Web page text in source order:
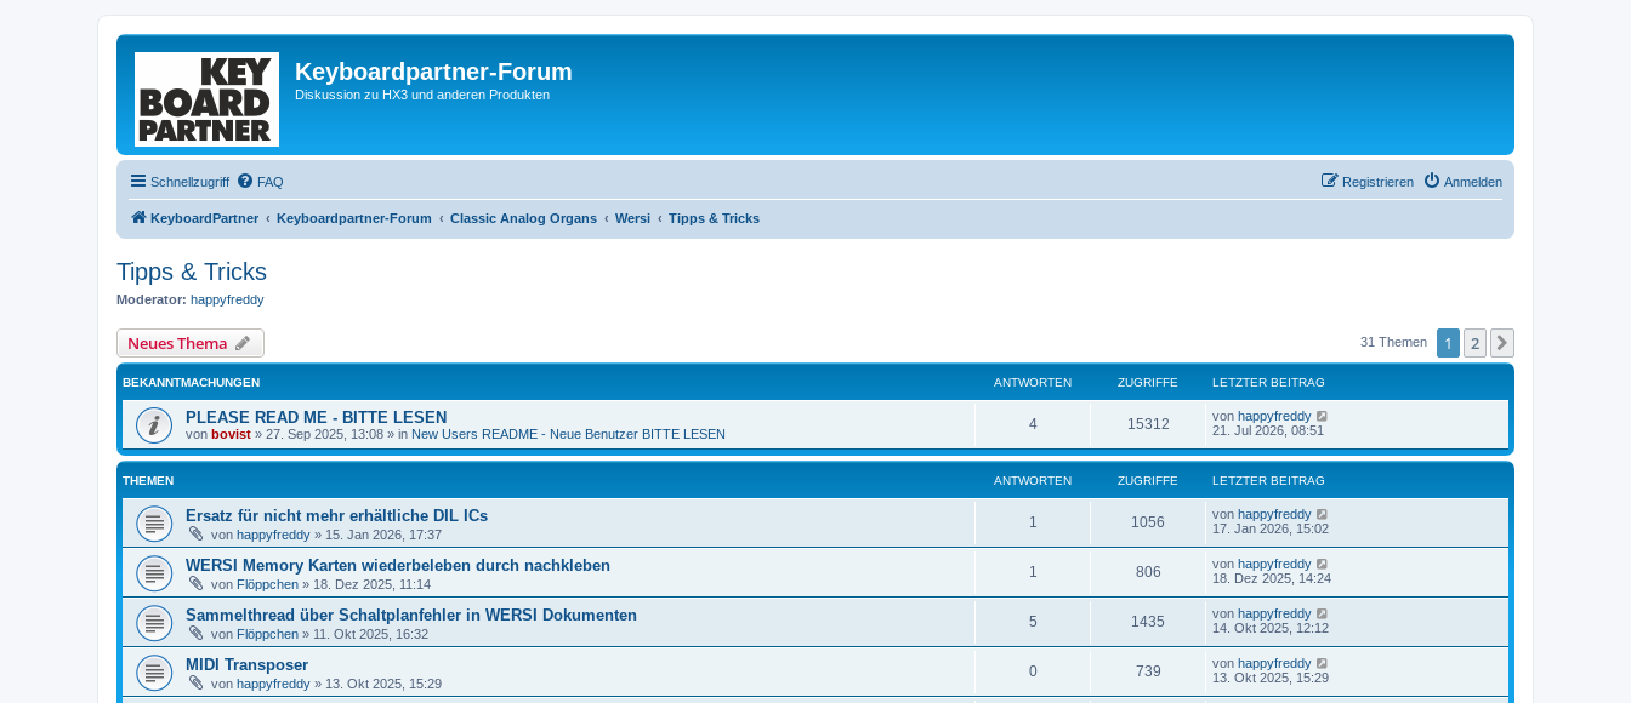
Keyboardpartner-Forum
Diskussion zu HX3 und anderen Produkten
Schnellzugriff FAQ Anmelden
Registrieren
KeyboardPartner Keyboardpartner-Forum Classic Analog Organs Wersi Tipps & Tricks
Tipps & Tricks
Moderator: happyfreddy
Neues Thema 31 Themen 1 2
BEKANNTMACHUNGEN ANTWORTEN ZUGRIFFE LETZTER BEITRAG
PLEASE READ ME - BITTE LESEN
von bovist » 27. Sep 2025, 13:08 » in New Users README - Neue Benutzer BITTE LESEN
4 15312 von happyfreddy
21. Jul 2026, 08:51
THEMEN ANTWORTEN ZUGRIFFE LETZTER BEITRAG
Ersatz für nicht mehr erhältliche DIL ICs
von happyfreddy » 15. Jan 2026, 17:37
1 1056 von happyfreddy
17. Jan 2026, 15:02
WERSI Memory Karten wiederbeleben durch nachkleben
von Flöppchen » 18. Dez 2025, 11:14
1 806 von happyfreddy
18. Dez 2025, 14:24
Sammelthread über Schaltplanfehler in WERSI Dokumenten
von Flöppchen » 11. Okt 2025, 16:32
5 1435 von happyfreddy
14. Okt 2025, 12:12
MIDI Transposer
von happyfreddy » 13. Okt 2025, 15:29
0 739 von happyfreddy
13. Okt 2025, 15:29